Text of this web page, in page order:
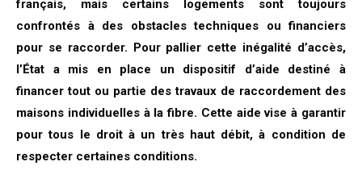
français, mais certains logements sont toujours
confrontés à des obstacles techniques ou financiers
pour se raccorder. Pour pallier cette inégalité d’accès,
l’État a mis en place un dispositif d’aide destiné à
financer tout ou partie des travaux de raccordement des
maisons individuelles à la fibre. Cette aide vise à garantir
pour tous le droit à un très haut débit, à condition de
respecter certaines conditions.